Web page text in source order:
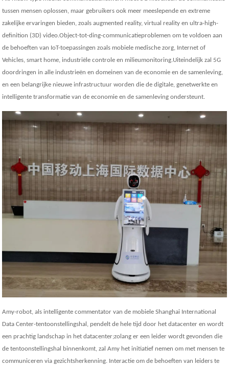
tussen mensen oplossen, maar gebruikers ook meer meeslepende en extreme
zakelijke ervaringen bieden, zoals augmented reality, virtual reality en ultra-high-
definition (3D) video.Object-tot-ding-communicatieproblemen om te voldoen aan
de behoeften van IoT-toepassingen zoals mobiele medische zorg, Internet of
Vehicles, smart home, industriële controle en milieumonitoring.Uiteindelijk zal 5G
doordringen in alle industrieën en domeinen van de economie en de samenleving,
en een belangrijke nieuwe infrastructuur worden die de digitale, genetwerkte en
intelligente transformatie van de economie en de samenleving ondersteunt.
Amy-robot, als intelligente commentator van de mobiele Shanghai International
Data Center-tentoonstellingshal, pendelt de hele tijd door het datacenter en wordt
een prachtig landschap in het datacenter;zolang er een leider wordt gevonden die
de tentoonstellingshal binnenkomt, zal Amy het initiatief nemen om met mensen te
communiceren via gezichtsherkenning. Interactie om de behoeften van leiders te